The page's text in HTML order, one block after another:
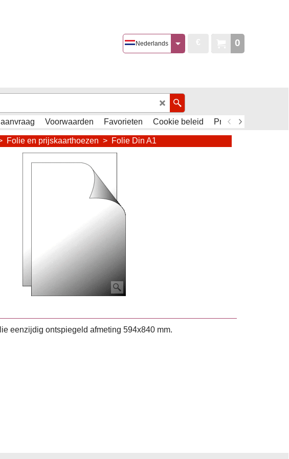
0
Nederlands
Voorwaarden Favorieten Cookie beleid
Privacy Policy - AVG
Folie en prijskaarthoezen > Folie Din A1
eenzijdig ontspiegeld afmeting 594x840 mm.